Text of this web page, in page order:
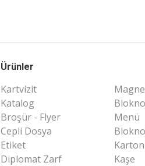
Ürünler
Kartvizit
Katalog
Broşür - Flyer
Cepli Dosya
Etiket
Diplomat Zarf
Menü
Kaşe